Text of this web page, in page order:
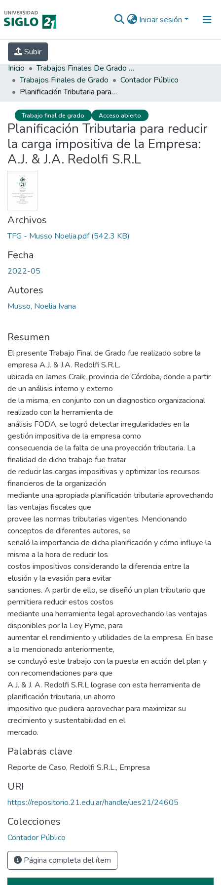
Iniciar sesión
Subir
INICIO EBOOK21
INVESTIGACIÓN
Inicio
Trabajos Finales De Grado Y Posgrado
Trabajos Finales de Grado
Contador Público
Planificación Tributaria para reducir la carga impositiva de la Empresa: A.J. & J.A. Redolfi S.R.L
Trabajo final de grado Acceso abierto
Planificación Tributaria para reducir
la carga impositiva de la Empresa:
A.J. & J.A. Redolfi S.R.L
Archivos
TFG - Musso Noelia.pdf(542.3 KB)
Fecha
2022-05
Autores
Musso, Noelia Ivana
Resumen
El presente Trabajo Final de Grado fue realizado sobre la
empresa A.J. & J.A. Redolfi S.R.L.
ubicada en James Craik, provincia de Córdoba, donde a partir
de un análisis interno y externo
de la misma, en conjunto con un diagnostico organizacional
realizado con la herramienta de
análisis FODA, se logró detectar irregularidades en la
gestión impositiva de la empresa como
consecuencia de la falta de una proyección tributaria. La
finalidad de dicho trabajo fue tratar
de reducir las cargas impositivas y optimizar los recursos
financieros de la organización
mediante una apropiada planificación tributaria aprovechando
las ventajas fiscales que
provee las normas tributarias vigentes. Mencionando
conceptos de diferentes autores, se
señaló la importancia de dicha planificación y cómo influye la
misma a la hora de reducir los
costos impositivos considerando la diferencia entre la
elusión y la evasión para evitar
sanciones. A partir de ello, se diseñó un plan tributario que
permitiera reducir estos costos
mediante una herramienta legal aprovechando las ventajas
disponibles por la Ley Pyme, para
aumentar el rendimiento y utilidades de la empresa. En base
a lo mencionado anteriormente,
se concluyó este trabajo con la puesta en acción del plan y
con recomendaciones para que
A.J. & J. A. Redolfi S.R.L lograse con esta herramienta de
planificación tributaria, un ahorro
impositivo que pudiera aprovechar para maximizar su
crecimiento y sustentabilidad en el
mercado.
Palabras clave
Reporte de Caso, Redolfi S.R.L., Empresa
URI
https://repositorio.21.edu.ar/handle/ues21/24605
Colecciones
Contador Público
Página completa del ítem